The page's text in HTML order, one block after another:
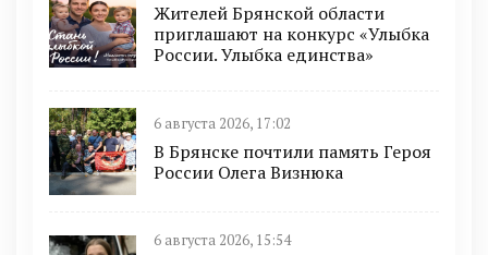
Жителей Брянской области
приглашают на конкурс «Улыбка
России. Улыбка единства»
6 августа 2026, 17:02
В Брянске почтили память Героя
России Олега Визнюка
6 августа 2026, 15:54